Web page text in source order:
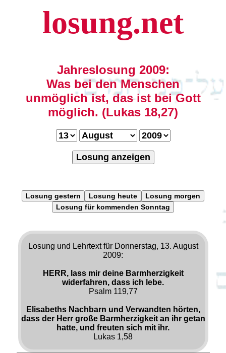
losung.net
Jahreslosung 2009:
Was bei den Menschen
unmöglich ist, das ist bei Gott
möglich. (Lukas 18,27)
Losung anzeigen
Losung gestern Losung heute
Losung morgen
Losung für kommenden Sonntag
Losung und Lehrtext für Donnerstag, 13. August
2009:
HERR, lass mir deine Barmherzigkeit
widerfahren, dass ich lebe.
Psalm 119,77
Elisabeths Nachbarn und Verwandten hörten,
dass der Herr große Barmherzigkeit an ihr getan
hatte, und freuten sich mit ihr.
Lukas 1,58